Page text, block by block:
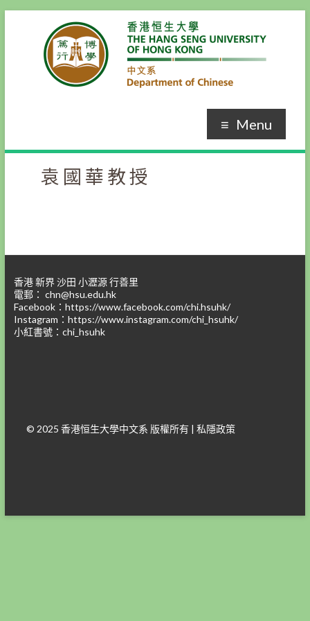
Menu
袁國華教授
香港 新界 沙田 小瀝源 行善里
電郵： chn@hsu.edu.hk
Facebook： https://www.facebook.com/chi.hsuhk/
Instagram： https://www.instagram.com/chi_hsuhk/
小紅書號：chi_hsuhk
© 2025 香港恒生大學中文系 版權所有 | 私隱政策